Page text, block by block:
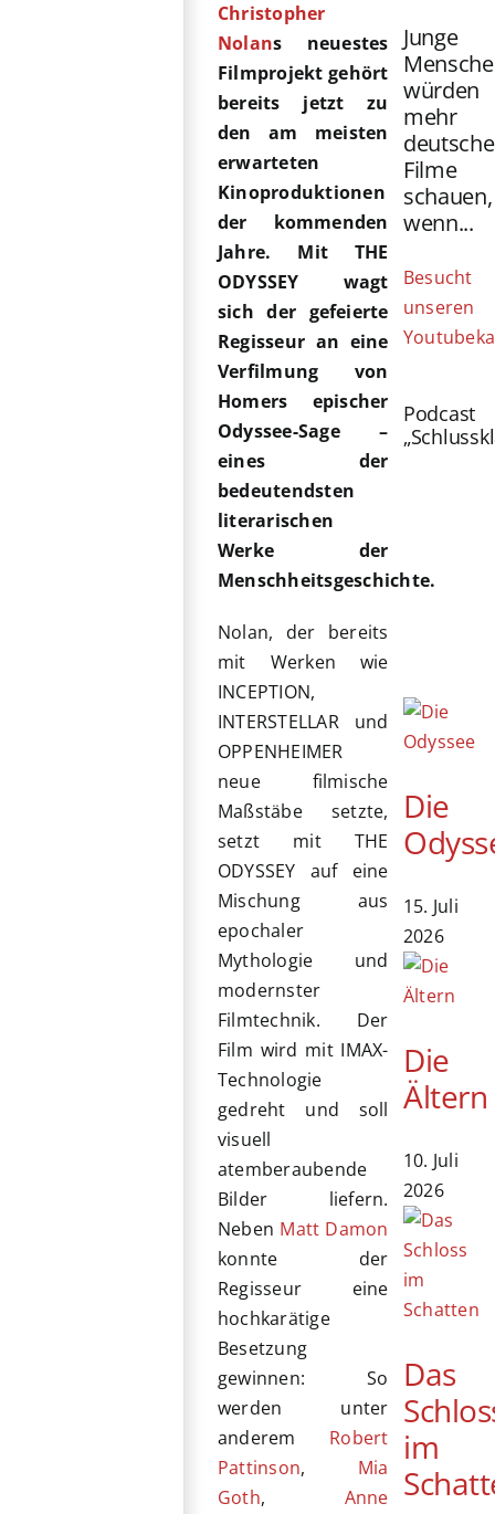
Christopher
Nolans neuestes
Filmprojekt gehört
bereits jetzt zu
den am meisten
erwarteten
Kinoproduktionen
der kommenden
Jahre. Mit THE
ODYSSEY wagt
sich der gefeierte
Regisseur an eine
Verfilmung von
Homers epischer
Odyssee-Sage –
eines der
bedeutendsten
literarischen
Werke der
Menschheitsgeschichte.
Nolan, der bereits
mit Werken wie
INCEPTION,
INTERSTELLAR und
OPPENHEIMER
neue filmische
Maßstäbe setzte,
setzt mit THE
ODYSSEY auf eine
Mischung aus
epochaler
Mythologie und
modernster
Filmtechnik. Der
Film wird mit IMAX-
Technologie
gedreht und soll
visuell
atemberaubende
Bilder liefern.
Neben Matt Damon
konnte der
Regisseur eine
hochkarätige
Besetzung
gewinnen: So
werden unter
anderem Robert
Pattinson, Mia
Goth, Anne
Junge
würden
mehr
deutsche
Filme
schauen,
wenn...
Besucht
unseren
Podcast
Die
15. Juli
2026
Die
Ältern
10. Juli
2026
Das
im